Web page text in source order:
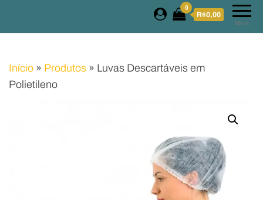
Menu
0
R$0,00
Início » Produtos » Luvas Descartáveis em
Polietileno